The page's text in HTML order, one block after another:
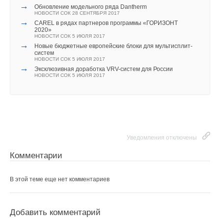
→ Обновление модельного ряда Dantherm
НОВОСТИ СОК 28 СЕНТЯБРЯ 2017
→
CAREL в рядах партнеров программы «ГОРИЗОНТ
2020»
НОВОСТИ СОК 5 ИЮЛЯ 2017
→
Новые бюджетные европейские блоки для мультисплит-
систем
НОВОСТИ СОК 5 ИЮЛЯ 2017
→ Эксклюзивная доработка VRV-систем для России
НОВОСТИ СОК 5 ИЮЛЯ 2017
Уведомления отключены
Комментарии
В этой теме еще нет комментариев
Добавить комментарий
Комментарии
на стойку
НОВОСТИ СОК 3 АВГУСТА 2026
Уведомления отключены